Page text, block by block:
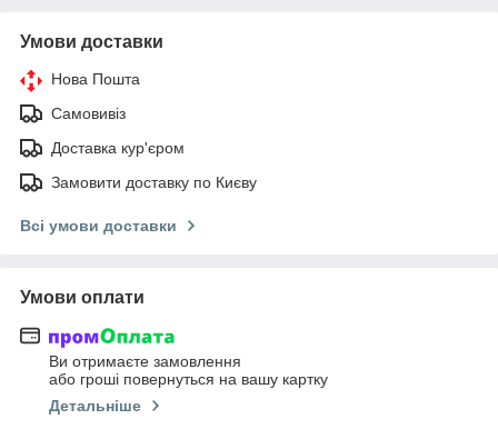
Умови доставки
Нова Пошта
Самовивіз
Доставка кур'єром
Замовити доставку по Києву
Всі умови доставки
Умови оплати
Ви отримаєте замовлення
або гроші повернуться на вашу картку
Детальніше